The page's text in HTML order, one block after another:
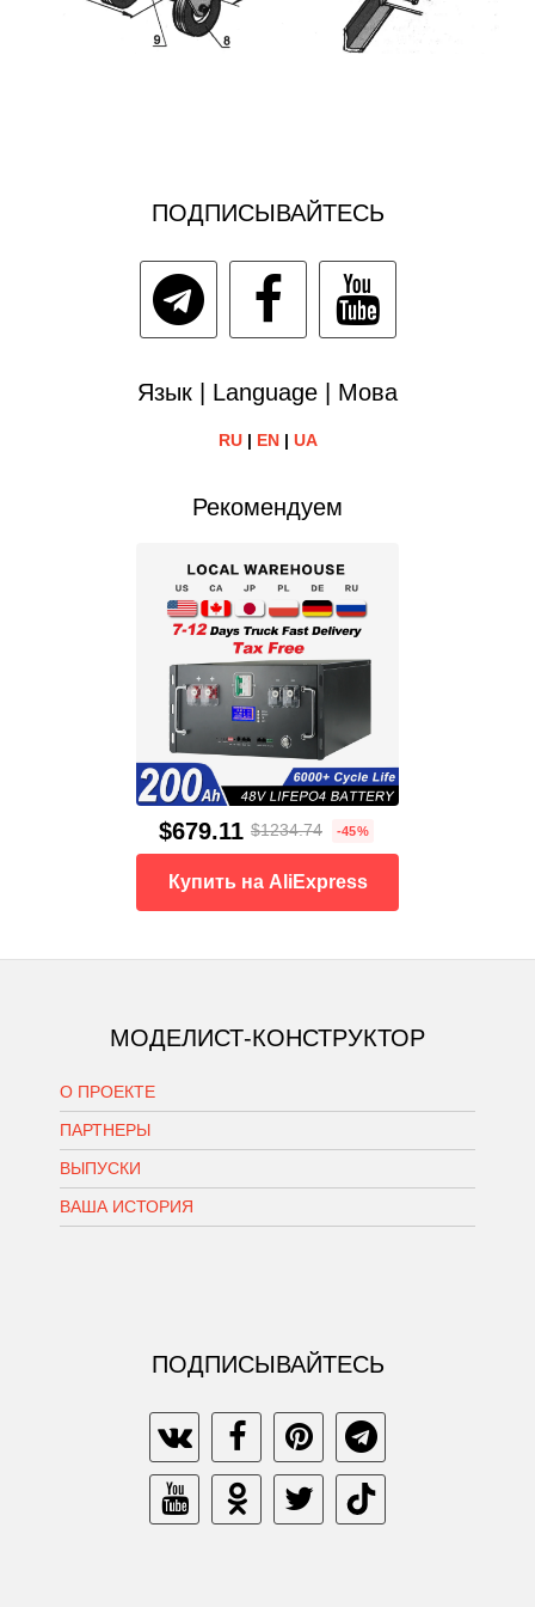
ПОДПИСЫВАЙТЕСЬ
Язык | Language | Мова
RU| EN| UA
Рекомендуем
$679.11 $1234.74 -45%
Купить на AliExpress
МОДЕЛИСТ-КОНСТРУКТОР
О ПРОЕКТЕ
ПАРТНЕРЫ
ВЫПУСКИ
ВАША ИСТОРИЯ
ПОДПИСЫВАЙТЕСЬ